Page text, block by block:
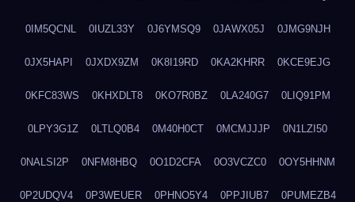
0IM5QCNL 0IUZL33Y 0J6YMSQ9 0JAWX05J 0JMG9NJH
0JX5HAPI 0JXDX9ZM 0K8I19RD 0KA2KHRR 0KCE9EJG
0KFC83WS 0KHXDLT8 0KO7R0BZ 0LA240G7 0LIQ91PM
0LPY3G1Z 0LTLQ0B4 0M40H0CT 0MCMJJJP 0N1LZI50
0NALSI2P 0NFM8HBQ 0O1D2CFA 0O3VCZC0 0OY5HHNM
0P2UDQV4 0P3WEUER 0PHNO5Y4 0PPJIUB7 0PUMEZB4